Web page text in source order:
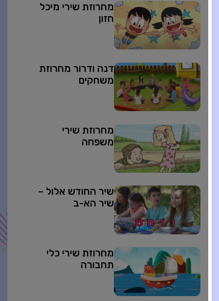
מחרוזת שירי מיכל
חזון
דנה ודרור מחרוזת
משחקים
מחרוזת שירי
משפחה
שיר החודש אלול –
שיר הא-ב
מחרוזת שירי כלי
תחבורה